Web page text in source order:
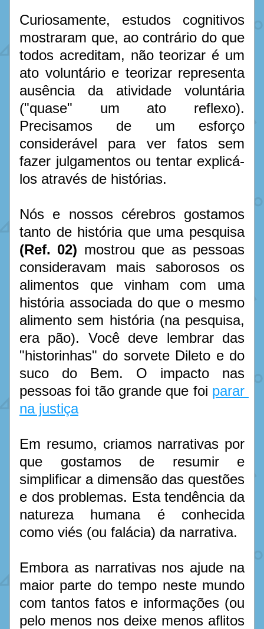
Curiosamente, estudos cognitivos
mostraram que, ao contrário do que
todos acreditam, não teorizar é um
ato voluntário e teorizar representa
ausência da atividade voluntária
("quase" um ato reflexo).
Precisamos de um esforço
considerável para ver fatos sem
fazer julgamentos ou tentar explicá-
los através de histórias.
Nós e nossos cérebros gostamos
tanto de história que uma pesquisa
(Ref. 02) mostrou que as pessoas
consideravam mais saborosos os
alimentos que vinham com uma
história associada do que o mesmo
alimento sem história (na pesquisa,
era pão). Você deve lembrar das
"historinhas" do sorvete Dileto e do
suco do Bem. O impacto nas
pessoas foi tão grande que foi parar
na justiça
Em resumo, criamos narrativas por
que gostamos de resumir e
simplificar a dimensão das questões
e dos problemas. Esta tendência da
natureza humana é conhecida
como viés (ou falácia) da narrativa.
Embora as narrativas nos ajude na
maior parte do tempo neste mundo
com tantos fatos e informações (ou
pelo menos nos deixe menos aflitos